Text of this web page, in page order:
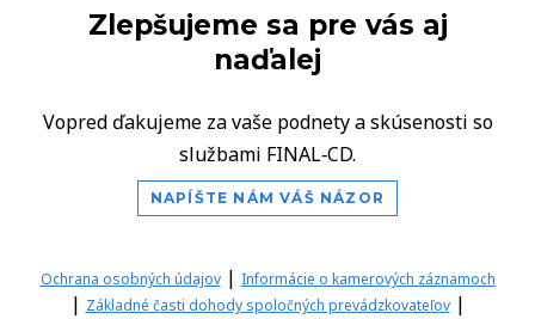
Zlepšujeme sa pre vás aj
naďalej
Vopred ďakujeme za vaše podnety a skúsenosti so
službami FINAL‑CD.
NAPÍŠTE NÁM VÁŠ NÁZOR
Ochrana osobných údajov| Informácie o kamerových záznamoch
| Základné časti dohody spoločných prevádzkovateľov|